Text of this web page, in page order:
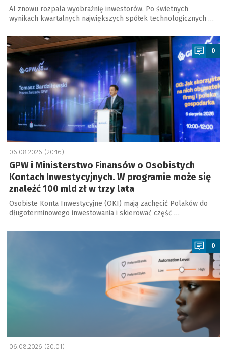
AI znowu rozpala wyobraźnię inwestorów. Po świetnych
wynikach kwartalnych największych spółek technologicznych …
a
0
06.08.2026 (20:16)
GPW i Ministerstwo Finansów o Osobistych
Kontach Inwestycyjnych. W programie może się
znaleźć 100 mld zł w trzy lata
Osobiste Konta Inwestycyjne (OKI) mają zachęcić Polaków do
długoterminowego inwestowania i skierować część …
a
0
06.08.2026 (20:01)